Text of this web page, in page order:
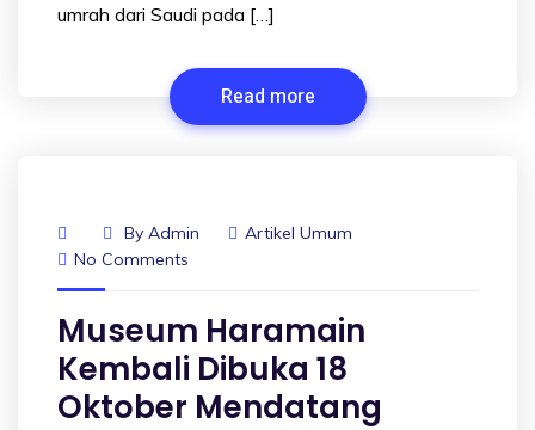
umrah dari Saudi pada […]
Read more
By Admin
Artikel Umum
No Comments
Museum Haramain
Kembali Dibuka 18
Oktober Mendatang